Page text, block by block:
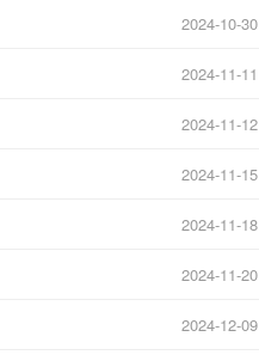
2024-10-30
2024-11-11
2024-11-12
2024-11-15
2024-11-18
2024-11-20
2024-12-09